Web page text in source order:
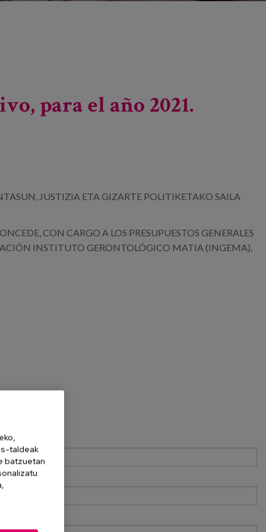
para el año 2021.
JUSTIZIA ETA GIZARTE POLITIKETAKO SAILA
CON CARGO A LOS PRESUPUESTOS GENERALES
INSTITUTO GERONTOLÓGICO MATIA (INGEMA),
taldeak
batzuetan